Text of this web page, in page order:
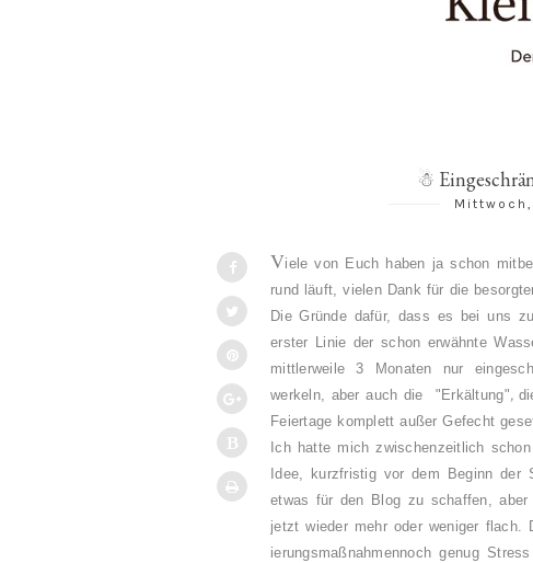
☃
Mittwoch,
Viele von Euch haben ja schon
rund läuft, vielen Dank für die
Die Gründe dafür, dass es bei uns
erster Linie der schon erwähnte
mittlerweile 3 Monaten nur
werkeln, aber auch die "Erkältung",
Feiertage komplett außer Gefecht
Ich hatte mich zwischenzeitlich
Idee, kurzfristig vor dem Beginn der
etwas für den Blog zu schaffen,
jetzt wieder mehr oder weniger flach.
ierungsmaßnahmennoch genug